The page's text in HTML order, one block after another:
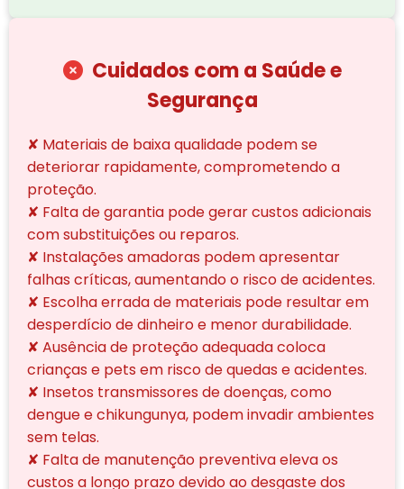
Cuidados com a Saúde e
Segurança
✘ Materiais de baixa qualidade podem se
deteriorar rapidamente, comprometendo a
proteção.
✘ Falta de garantia pode gerar custos adicionais
com substituições ou reparos.
✘ Instalações amadoras podem apresentar
falhas críticas, aumentando o risco de acidentes.
✘ Escolha errada de materiais pode resultar em
desperdício de dinheiro e menor durabilidade.
✘ Ausência de proteção adequada coloca
crianças e pets em risco de quedas e acidentes.
✘ Insetos transmissores de doenças, como
dengue e chikungunya, podem invadir ambientes
sem telas.
✘ Falta de manutenção preventiva eleva os
custos a longo prazo devido ao desgaste dos